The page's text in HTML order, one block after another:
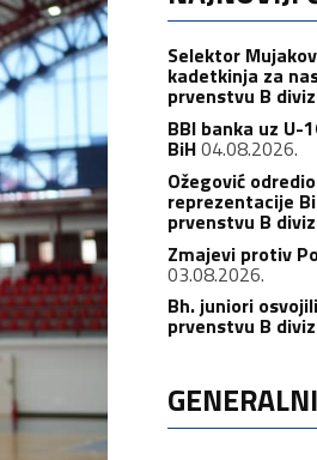
Selektor
kadetkinja za
prvenstvu B
BBI banka uz U-
BiH04.08.2026.
Ožegović
reprezentacije
prvenstvu B
Zmajevi protiv
03.08.2026.
Bh. juniori
prvenstvu B